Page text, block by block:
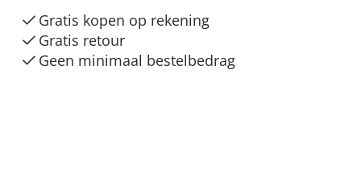
Gratis kopen op rekening
Gratis retour
Geen minimaal bestelbedrag